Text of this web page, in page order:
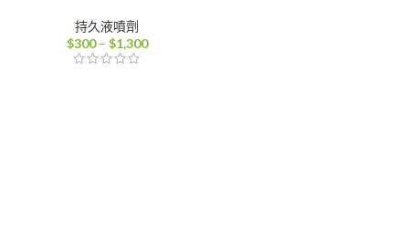
持久液噴劑
$300 – $1,300價